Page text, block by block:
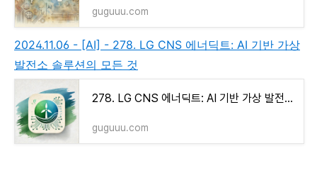
guguuu.com
2024.11.06 - [AI] - 278. LG CNS 에너딕트: AI 기반 가상
발전소 솔루션의 모든 것
278. LG CNS 에너딕트: AI 기반 가상 발전소 솔루션의 모든 것
guguuu.com